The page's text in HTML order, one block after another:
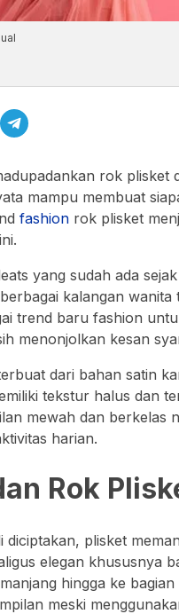
rok plisket
mampu membuat
fashion rok plisket
yang sudah ada
kalangan
trend baru fashion
menonjolkan kesan
dari bahan satin
tekstur halus dan
mewah dan berkelas
harian.
Rok
diciptakan, plisket
elegan khususnya
hingga ke
meski